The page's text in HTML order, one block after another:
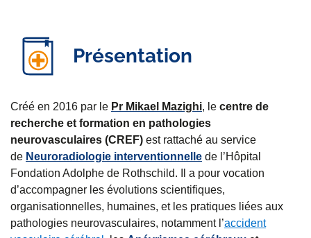
g
e
r
s
u
r
t
g
e
r
s
u
r
t
g
e
r
s
u
r
t
g
e
r
p
a
r
Présentation
Créé en 2016 par le Pr Mikael Mazighi, le centre de
recherche et formation en pathologies
neurovasculaires (CREF) est rattaché au service
de Neuroradiologie interventionnelle de l’Hôpital
Fondation Adolphe de Rothschild. Il a pour vocation
d’accompagner les évolutions scientifiques,
organisationnelles, humaines, et les pratiques liées aux
pathologies neurovasculaires, notamment l’accident